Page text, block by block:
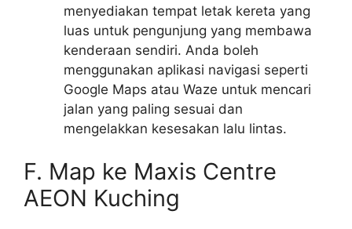
menyediakan tempat letak kereta yang
luas untuk pengunjung yang membawa
kenderaan sendiri. Anda boleh
menggunakan aplikasi navigasi seperti
Google Maps atau Waze untuk mencari
jalan yang paling sesuai dan
mengelakkan kesesakan lalu lintas.
F. Map ke Maxis Centre
AEON Kuching